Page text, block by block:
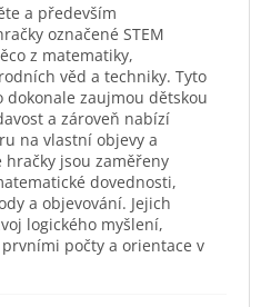
a především
označené STEM
z matematiky,
věd a techniky. Tyto
dokonale zaujmou dětskou
a zároveň nabízí
na vlastní objevy a
hračky jsou zaměřeny
dovednosti,
a objevování. Jejich
logického myšlení,
počty a orientace v